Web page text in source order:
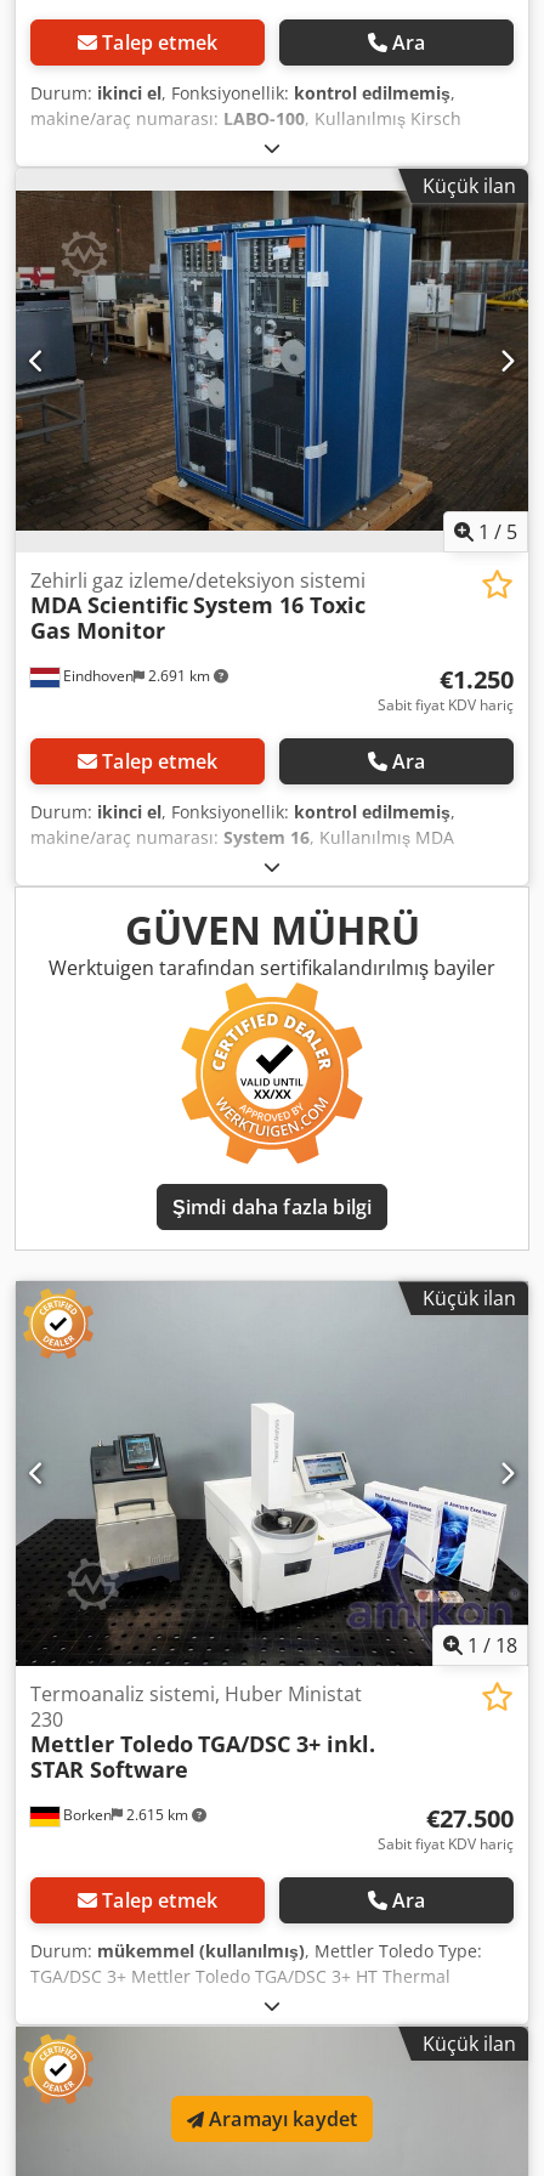
Talep etmek Ara
Durum: ikinci el, Fonksiyonellik: kontrol edilmemiş,
makine/araç numarası: LABO-100, Kullanılmış Kirsch
LABO-100 laboratuvar tipi buzdolabı. Codpsw H Nvbsfx Af
Uerf Üretici: Kirsch Model: Labo 100 Voltaj: 220 volt, 50/60
Hz • Kapasite: 95 Litre • İç boyutlar: 440x430x470 mm •
Sıcaklık aralığı: +2 ila +20 derece
Küçük ilan
1 / 5
Eindhoven 2.691 km
Zehirli gaz izleme/deteksiyon sistemi
MDA ScientificSystem 16 Toxic
Gas Monitor
€1.250
Sabit fiyat KDV hariç
Talep etmek Ara
Durum: ikinci el, Fonksiyonellik: kontrol edilmemiş,
makine/araç numarası: System 16, Kullanılmış MDA
Scientific System 16 Zehirli Gaz Monitörü Üretici: MDA
Scientific Inc. Model: System 16 Credpsw H Nudefx Af Ujf
Chemcassette Algılama Sistemi / Zehirli Gaz Monitörü
GÜVEN MÜHRÜ
Werktuigen tarafından sertifikalandırılmış bayiler
Şimdi daha fazla bilgi
Küçük ilan
1 / 18
Borken 2.615 km
Termoanaliz sistemi, Huber Ministat
230
Mettler ToledoTGA/DSC 3+ inkl.
STAR Software
€27.500
Sabit fiyat KDV hariç
Talep etmek Ara
Durum: mükemmel (kullanılmış), Mettler Toledo Type:
TGA/DSC 3+ Mettler Toledo TGA/DSC 3+ HT Thermal
Analysis System + GC401 + XP5U + Huber Ministat – incl.
STAR Software & Dongle For sale is a complete, ready-to-
use thermal analysis system from Mettler Toledo in high-
temperature configuration (up to approx. 1600 °C),
including software license (STARᵉ) with hardware dongle.
System configuration: - TGA/DSC 3+ (combined
Küçük ilan
Aramayı kaydet